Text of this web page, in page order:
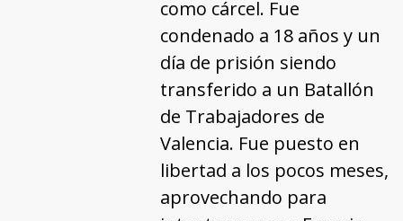
como cárcel. Fue
condenado a 18 años y un
día de prisión siendo
transferido a un Batallón
de Trabajadores de
Valencia. Fue puesto en
libertad a los pocos meses,
aprovechando para